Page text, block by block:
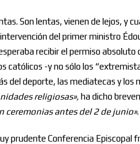
Son lentas, vienen de lejos, y
del primer ministro
recibir el permiso
católicos -y no sólo los
del deporte, las mediatecas y los
religiosas», ha dicho
ceremonias antes del 2 de junio».
prudente Conferencia